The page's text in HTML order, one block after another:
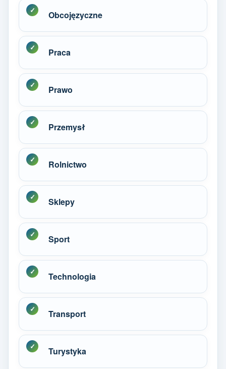
Obcojęzyczne
Praca
Prawo
Przemysł
Rolnictwo
Sklepy
Sport
Technologia
Transport
Turystyka